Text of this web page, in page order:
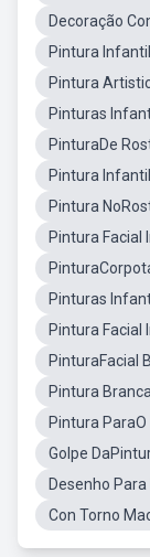
Decoração
Pintura
Pintura
Pinturas
PinturaDe
Pintura
Pintura
Pintura Facial
Pinturas
Pintura Facial
PinturaFacial
Pintura
Pintura ParaO
Golpe
Desenho
Con Torno